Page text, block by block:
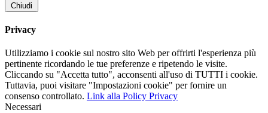
Chiudi
Privacy
Utilizziamo i cookie sul nostro sito Web per offrirti l'esperienza più
pertinente ricordando le tue preferenze e ripetendo le visite.
Cliccando su "Accetta tutto", acconsenti all'uso di TUTTI i cookie.
Tuttavia, puoi visitare "Impostazioni cookie" per fornire un
consenso controllato. Link alla Policy Privacy
Necessari